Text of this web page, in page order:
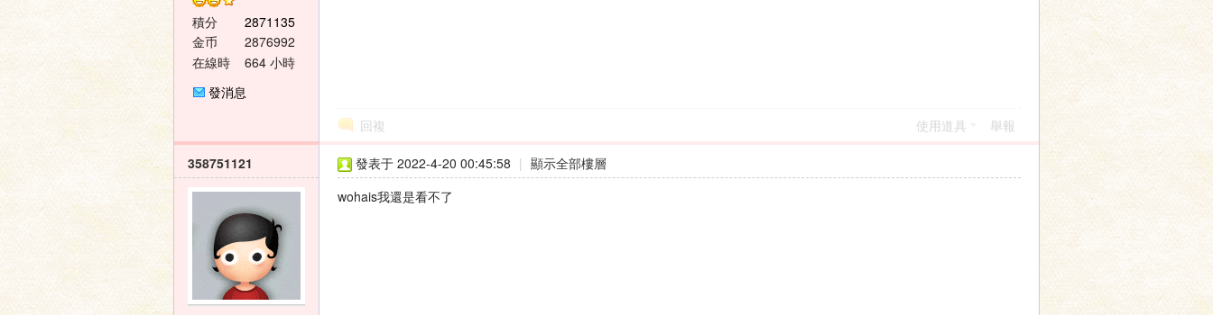
積分
2871135
金币
2876992
在線時
664 小時
發消息
回複 使用道具 舉報
358751121 發表于 2022-4-20 00:45:58 | 顯示全部樓層
wohais我還是看不了